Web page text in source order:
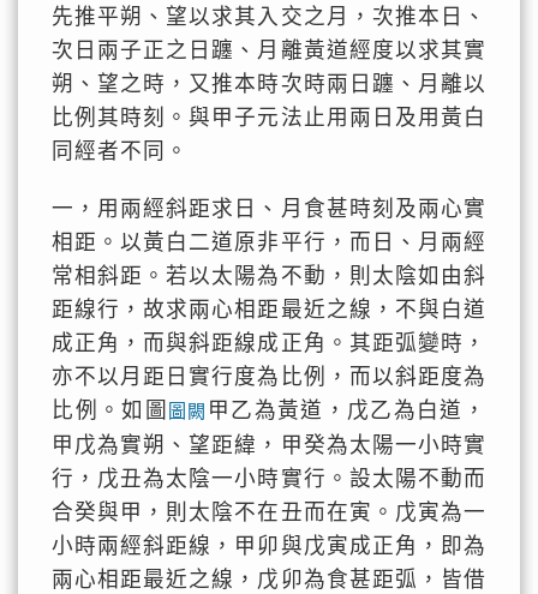
先推平朔、望以求其入交之月，次推本日、
次日兩子正之日躔、月離黃道經度以求其實
朔、望之時，又推本時次時兩日躔、月離以
比例其時刻。與甲子元法止用兩日及用黃白
同經者不同。
一，用兩經斜距求日、月食甚時刻及兩心實
相距。以黃白二道原非平行，而日、月兩經
常相斜距。若以太陽為不動，則太陰如由斜
距線行，故求兩心相距最近之線，不與白道
成正角，而與斜距線成正角。其距弧變時，
亦不以月距日實行度為比例，而以斜距度為
比例。如圖 圖闕 甲乙為黃道，戊乙為白道，
甲戊為實朔、望距緯，甲癸為太陽一小時實
行，戊丑為太陰一小時實行。設太陽不動而
合癸與甲，則太陰不在丑而在寅。戊寅為一
小時兩經斜距線，甲卯與戊寅成正角，即為
兩心相距最近之線，戊卯為食甚距弧，皆借